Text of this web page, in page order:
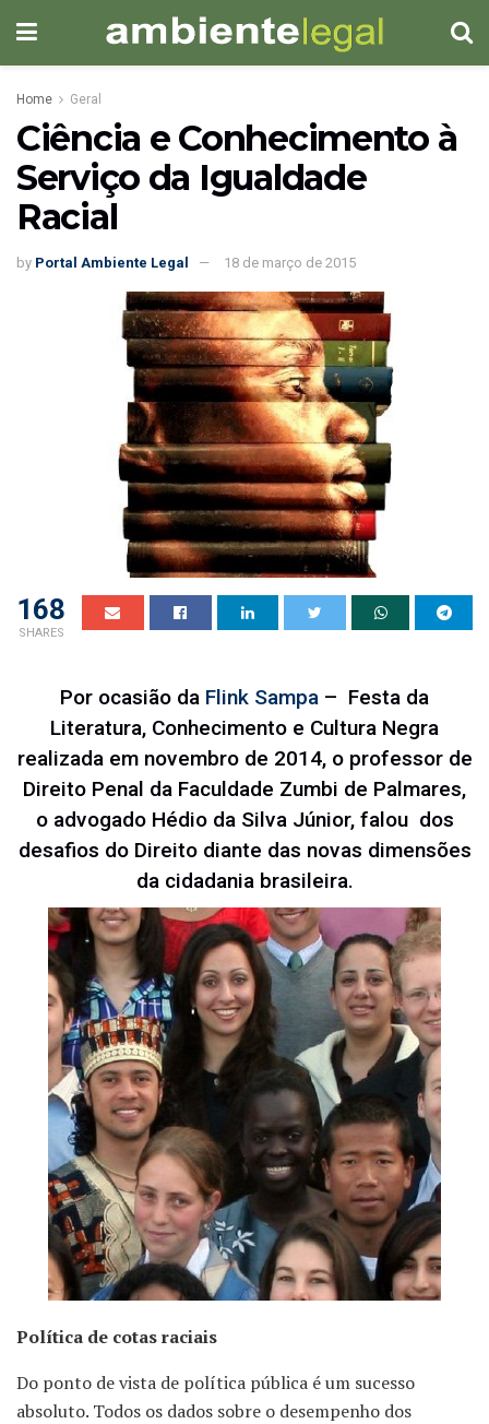
Home Geral
Ciência e Conhecimento à
Serviço da Igualdade
Racial
by Portal Ambiente Legal 18 de março de 2015
168
SHARES
Por ocasião da Flink Sampa – Festa da
Literatura, Conhecimento e Cultura Negra
realizada em novembro de 2014, o professor de
Direito Penal da Faculdade Zumbi de Palmares,
o advogado Hédio da Silva Júnior, falou dos
desafios do Direito diante das novas dimensões
da cidadania brasileira.
Política de cotas raciais
Do ponto de vista de política pública é um sucesso
absoluto. Todos os dados sobre o desempenho dos